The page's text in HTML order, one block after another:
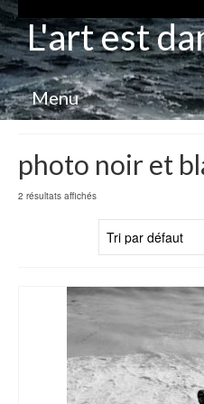
L'art est
Menu
photo noir et
2 résultats affichés